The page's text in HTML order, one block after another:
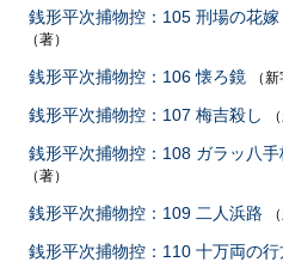
銭形平次捕物控：105 刑場の花嫁
（著）
銭形平次捕物控：106 懐ろ鏡 （
銭形平次捕物控：107 梅吉殺し
銭形平次捕物控：108 ガラッ八手
（著）
銭形平次捕物控：109 二人浜路
銭形平次捕物控：110 十万両の行